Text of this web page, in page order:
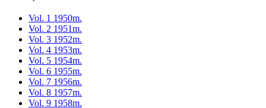
Vol. 1 1950m.
Vol. 2 1951m.
Vol. 3 1952m.
Vol. 4 1953m.
Vol. 5 1954m.
Vol. 6 1955m.
Vol. 7 1956m.
Vol. 8 1957m.
Vol. 9 1958m.